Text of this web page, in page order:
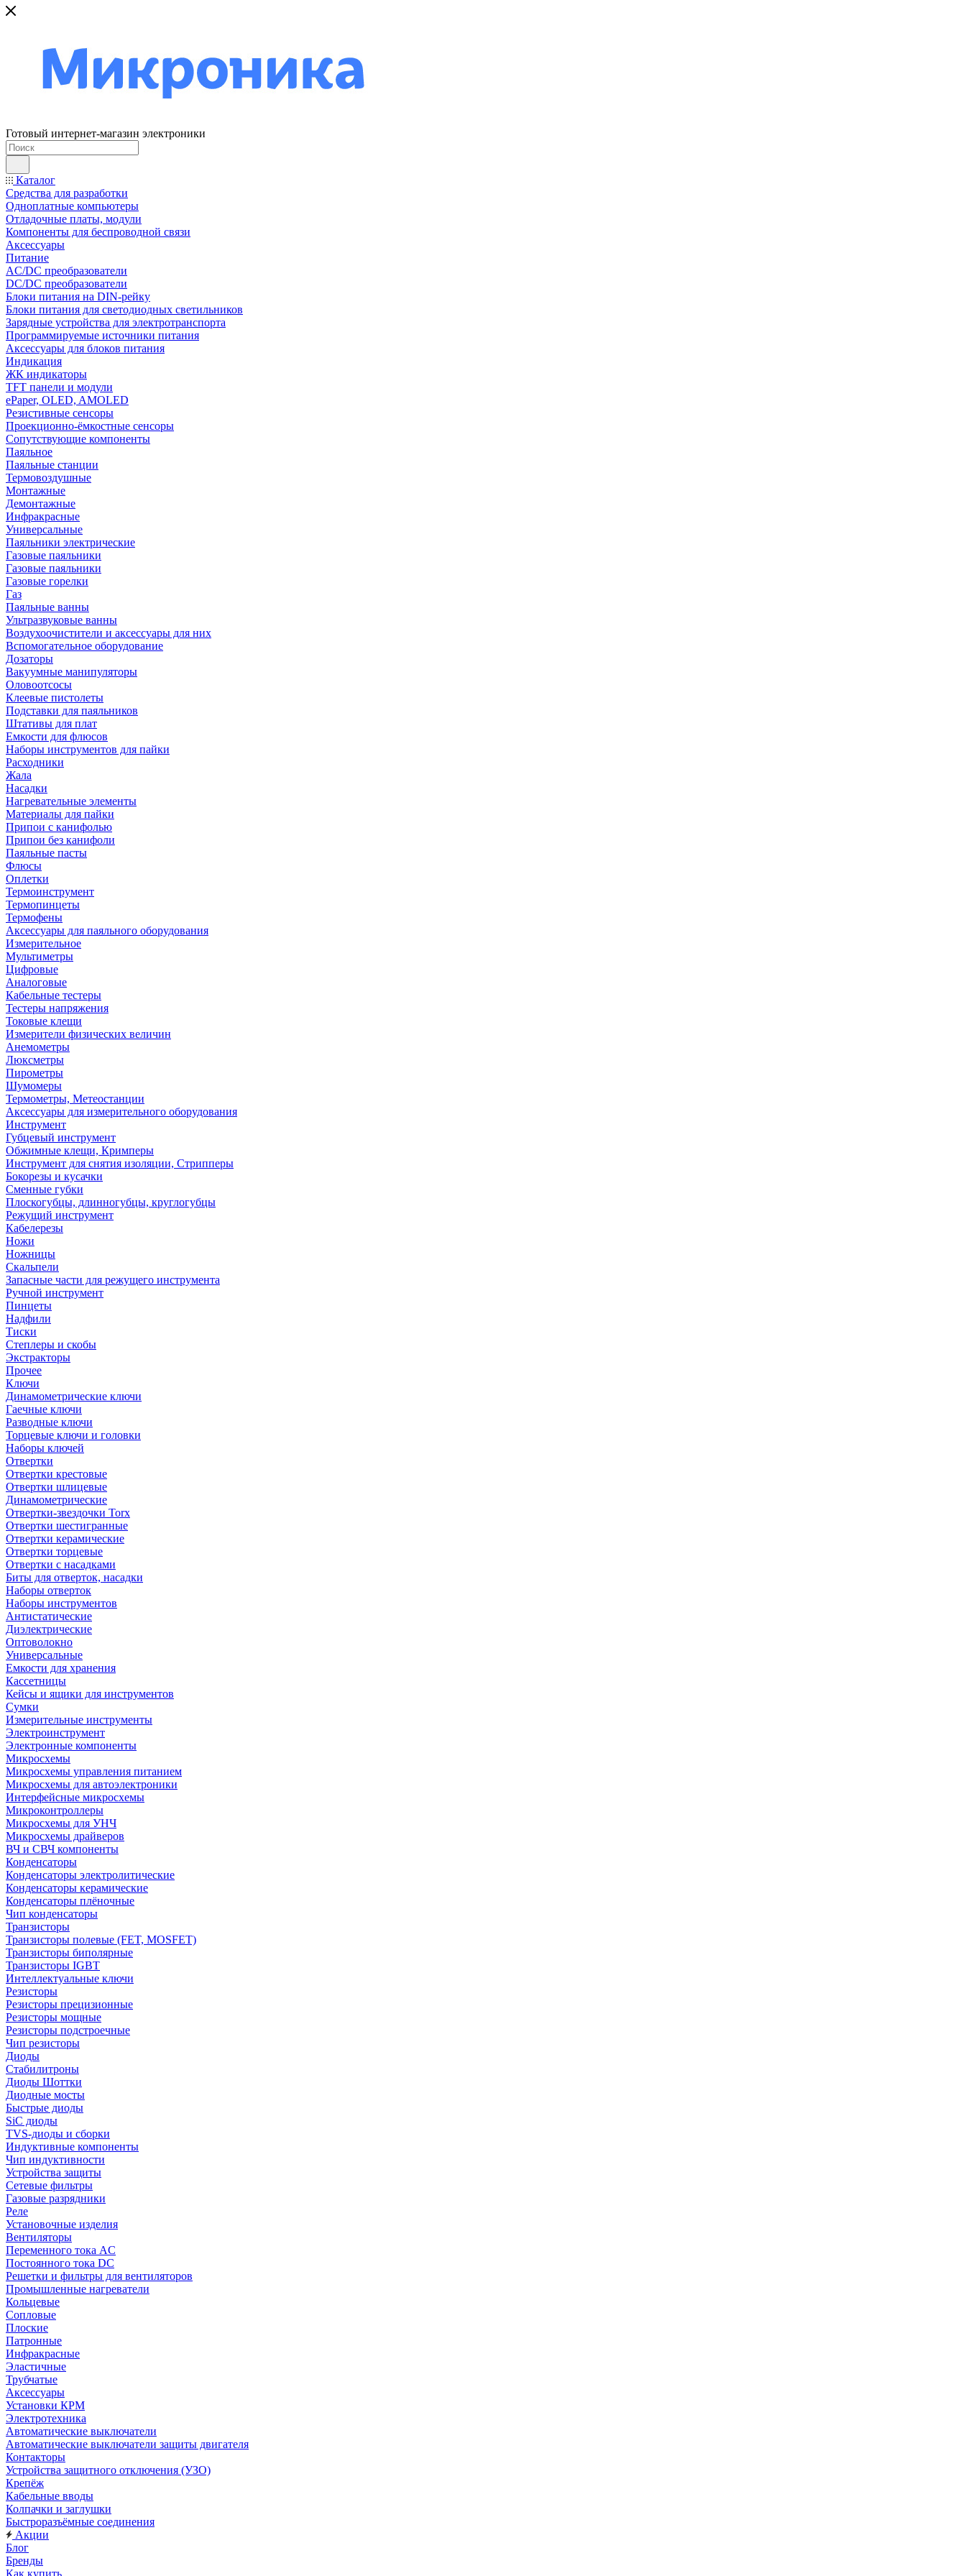
Готовый интернет-магазин электроники
Каталог
Средства для разработки
Одноплатные компьютеры
Отладочные платы, модули
Компоненты для беспроводной связи
Аксессуары
Питание
AC/DC преобразователи
DC/DC преобразователи
Блоки питания на DIN-рейку
Блоки питания для светодиодных светильников
Зарядные устройства для электротранспорта
Программируемые источники питания
Аксессуары для блоков питания
Индикация
ЖК индикаторы
TFT панели и модули
ePaper, OLED, AMOLED
Резистивные сенсоры
Проекционно-ёмкостные сенсоры
Сопутствующие компоненты
Паяльное
Паяльные станции
Термовоздушные
Монтажные
Демонтажные
Инфракрасные
Универсальные
Паяльники электрические
Газовые паяльники
Газовые паяльники
Газовые горелки
Газ
Паяльные ванны
Ультразвуковые ванны
Воздухоочистители и аксессуары для них
Вспомогательное оборудование
Дозаторы
Вакуумные манипуляторы
Оловоотсосы
Клеевые пистолеты
Подставки для паяльников
Штативы для плат
Емкости для флюсов
Наборы инструментов для пайки
Расходники
Жала
Насадки
Нагревательные элементы
Материалы для пайки
Припои с канифолью
Припои без канифоли
Паяльные пасты
Флюсы
Оплетки
Термоинструмент
Термопинцеты
Термофены
Аксессуары для паяльного оборудования
Измерительное
Мультиметры
Цифровые
Аналоговые
Кабельные тестеры
Тестеры напряжения
Токовые клещи
Измерители физических величин
Анемометры
Люксметры
Пирометры
Шумомеры
Термометры, Метеостанции
Аксессуары для измерительного оборудования
Инструмент
Губцевый инструмент
Обжимные клещи, Кримперы
Инструмент для снятия изоляции, Стрипперы
Бокорезы и кусачки
Сменные губки
Плоскогубцы, длинногубцы, круглогубцы
Режущий инструмент
Кабелерезы
Ножи
Ножницы
Скальпели
Запасные части для режущего инструмента
Ручной инструмент
Пинцеты
Надфили
Тиски
Степлеры и скобы
Экстракторы
Прочее
Ключи
Динамометрические ключи
Гаечные ключи
Разводные ключи
Торцевые ключи и головки
Наборы ключей
Отвертки
Отвертки крестовые
Отвертки шлицевые
Динамометрические
Отвертки-звездочки Torx
Отвертки шестигранные
Отвертки керамические
Отвертки торцевые
Отвертки с насадками
Биты для отверток, насадки
Наборы отверток
Наборы инструментов
Антистатические
Диэлектрические
Оптоволокно
Универсальные
Емкости для хранения
Кассетницы
Кейсы и ящики для инструментов
Сумки
Измерительные инструменты
Электроинструмент
Электронные компоненты
Микросхемы
Микросхемы управления питанием
Микросхемы для автоэлектроники
Интерфейсные микросхемы
Микроконтроллеры
Микросхемы для УНЧ
Микросхемы драйверов
ВЧ и СВЧ компоненты
Конденсаторы
Конденсаторы электролитические
Конденсаторы керамические
Конденсаторы плёночные
Чип конденсаторы
Транзисторы
Транзисторы полевые (FET, MOSFET)
Транзисторы биполярные
Транзисторы IGBT
Интеллектуальные ключи
Резисторы
Резисторы прецизионные
Резисторы мощные
Резисторы подстроечные
Чип резисторы
Диоды
Стабилитроны
Диоды Шоттки
Диодные мосты
Быстрые диоды
SiC диоды
TVS-диоды и сборки
Индуктивные компоненты
Чип индуктивности
Устройства защиты
Сетевые фильтры
Газовые разрядники
Реле
Установочные изделия
Вентиляторы
Переменного тока AC
Постоянного тока DC
Решетки и фильтры для вентиляторов
Промышленные нагреватели
Кольцевые
Сопловые
Плоские
Патронные
Инфракрасные
Эластичные
Трубчатые
Аксессуары
Установки КРМ
Электротехника
Автоматические выключатели
Автоматические выключатели защиты двигателя
Контакторы
Устройства защитного отключения (УЗО)
Крепёж
Кабельные вводы
Колпачки и заглушки
Быстроразъёмные соединения
Акции
Блог
Бренды
Как купить